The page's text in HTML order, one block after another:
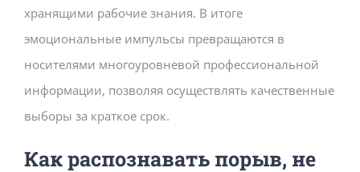
хранящими рабочие знания. В итоге
эмоциональные импульсы превращаются в
носителями многоуровневой профессиональной
информации, позволяя осуществлять качественные
выборы за краткое срок.
Как распознавать порыв, не